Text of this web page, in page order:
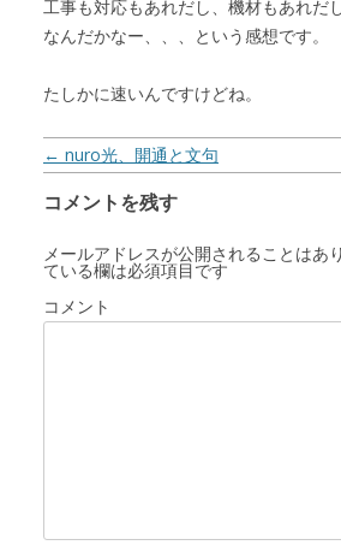
工事も対応もあれだし、機材もあれだし
なんだかなー、、、という感想です。
たしかに速いんですけどね。
投稿ナビゲーション
← nuro光、開通と文句
コメントを残す
メールアドレスが公開されることはあ
ている欄は必須項目です
コメント